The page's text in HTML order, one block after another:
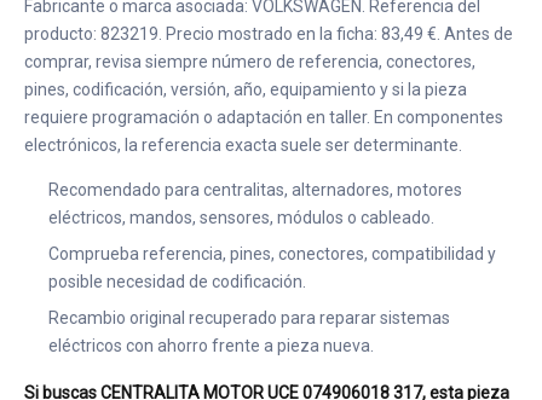
Fabricante o marca asociada: VOLKSWAGEN. Referencia del
producto: 823219. Precio mostrado en la ficha: 83,49 €. Antes de
comprar, revisa siempre número de referencia, conectores,
pines, codificación, versión, año, equipamiento y si la pieza
requiere programación o adaptación en taller. En componentes
electrónicos, la referencia exacta suele ser determinante.
Recomendado para centralitas, alternadores, motores
eléctricos, mandos, sensores, módulos o cableado.
Comprueba referencia, pines, conectores, compatibilidad y
posible necesidad de codificación.
Recambio original recuperado para reparar sistemas
eléctricos con ahorro frente a pieza nueva.
Si buscas CENTRALITA MOTOR UCE 074906018 317, esta pieza